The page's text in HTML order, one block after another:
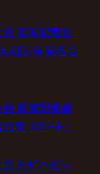
会 直前記者会
和田侑 記者会
会 直前記者会
見リポート！
GHCヘビー